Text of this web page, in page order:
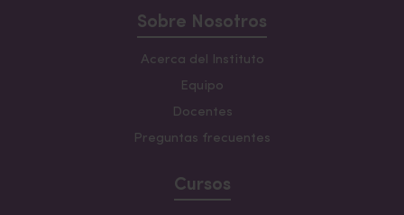
Sobre Nosotros
Acerca del Instituto
Equipo
Docentes
Preguntas frecuentes
Cursos